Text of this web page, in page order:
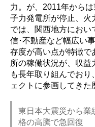
力。が、2011年から
子力発電所が停止、火
では、関西地方におい
信･不動産など幅広い
存度が高い点が特徴で
所の稼働状況が、収益
も長年取り組んでお
ェクトに参画してきた
東日本大震災から業
格の高騰で急回復